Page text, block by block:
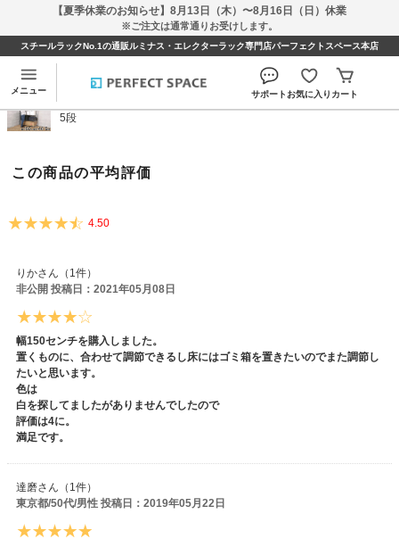
【夏季休業のお知らせ】8月13日（木）〜8月16日（日）休業
※ご注文は通常通りお受けします。
スチールラックNo.1の通販ルミナス・エレクターラック専門店パーフェクトスペース本店
メニュー サポートお気に入り カート
当グループオリジナル [25mm] ルミナススリム 突っ張
りラック 幅150 5段のレビュー
当グループオリジナル [25mm] ルミナススリム 突っ張りラック 幅150
5段
この商品の平均評価
4.50
りかさん（1件）
非公開 投稿日：2021年05月08日
幅150センチを購入しました。
置くものに、合わせて調節できるし床にはゴミ箱を置きたいのでまた調節し
たいと思います。
色は
白を探してましたがありませんでしたので
評価は4に。
満足です。
達磨さん（1件）
東京都/50代/男性 投稿日：2019年05月22日